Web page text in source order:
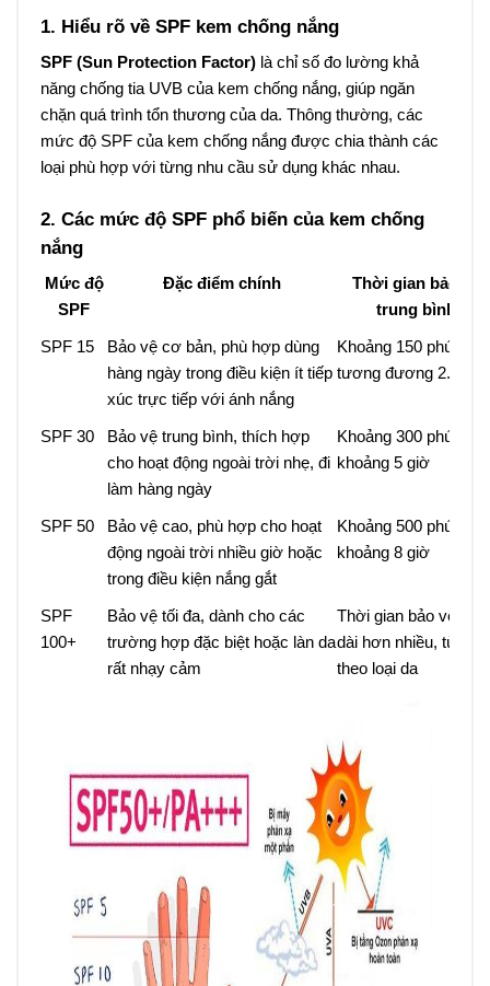
1. Hiểu rõ về SPF kem chống nắng
SPF (Sun Protection Factor) là chỉ số đo lường khả
năng chống tia UVB của kem chống nắng, giúp ngăn
chặn quá trình tổn thương của da. Thông thường, các
mức độ SPF của kem chống nắng được chia thành các
loại phù hợp với từng nhu cầu sử dụng khác nhau.
2. Các mức độ SPF phổ biến của kem chống
nắng
Mức độ
SPF
Đặc điểm chính
Thời gian bảo vệ
trung bình
SPF 15
Bảo vệ cơ bản, phù hợp dùng
hàng ngày trong điều kiện ít tiếp
xúc trực tiếp với ánh nắng
Khoảng 150 phút,
tương đương 2.5 giờ
SPF 30
Bảo vệ trung bình, thích hợp
cho hoạt động ngoài trời nhẹ, đi
làm hàng ngày
Khoảng 300 phút,
khoảng 5 giờ
SPF 50
Bảo vệ cao, phù hợp cho hoạt
động ngoài trời nhiều giờ hoặc
trong điều kiện nắng gắt
Khoảng 500 phút,
khoảng 8 giờ
SPF
100+
Bảo vệ tối đa, dành cho các
trường hợp đặc biệt hoặc làn da
rất nhạy cảm
Thời gian bảo vệ kéo
dài hơn nhiều, tùy
theo loại da